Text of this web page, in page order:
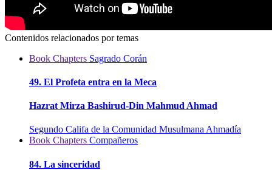
Contenidos relacionados por temas
Book Chapters Sagrado Corán
49. El Profeta entra en la Meca
Hazrat Mirza Bashirud-Din Mahmud Ahmad
Segundo Califa de la Comunidad Musulmana Ahmadía
Book Chapters Compañeros
84. La sinceridad